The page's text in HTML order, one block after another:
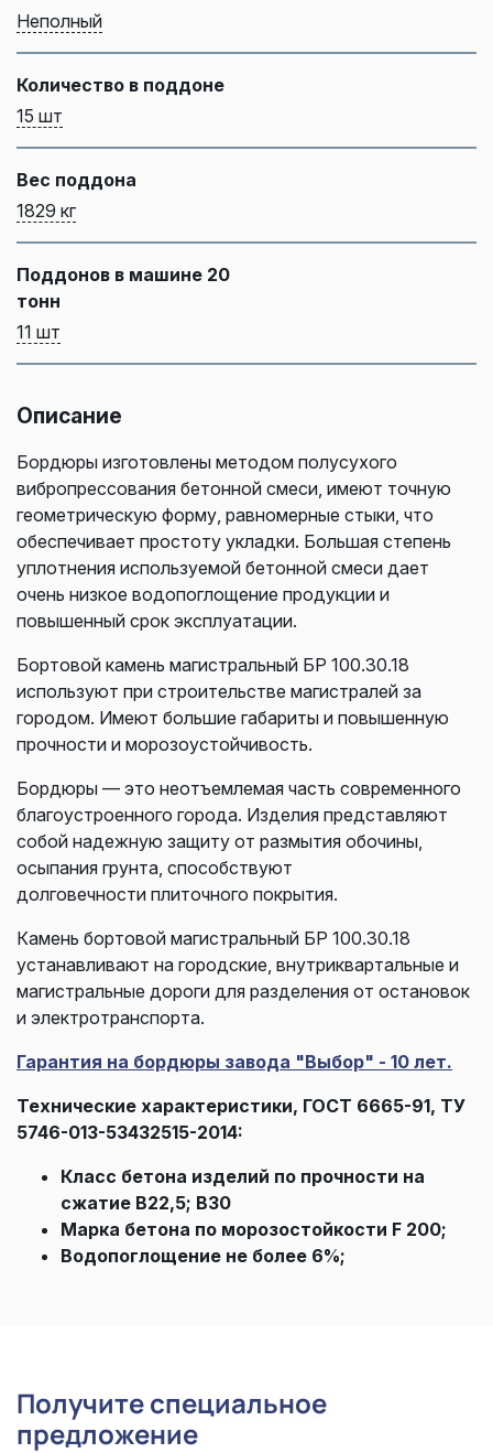
Неполный
Количество в поддоне
15 шт
Вес поддона
1829 кг
Поддонов в машине 20
тонн
11 шт
Описание
Бордюры изготовлены методом полусухого
вибропрессования бетонной смеси, имеют точную
геометрическую форму, равномерные стыки, что
обеспечивает простоту укладки. Большая степень
уплотнения используемой бетонной смеси дает
очень низкое водопоглощение продукции и
повышенный срок эксплуатации.
Бортовой камень магистральный БР 100.30.18
используют при строительстве магистралей за
городом. Имеют большие габариты и повышенную
прочности и морозоустойчивость.
Бордюры — это неотъемлемая часть современного
благоустроенного города. Изделия представляют
собой надежную защиту от размытия обочины,
осыпания грунта, способствуют
долговечности плиточного покрытия.
Камень бортовой магистральный БР 100.30.18
устанавливают на городские, внутриквартальные и
магистральные дороги для разделения от остановок
и электротранспорта.
Гарантия на бордюры завода "Выбор" - 10 лет.
Технические характеристики, ГОСТ 6665-91, ТУ
5746-013-53432515-2014:
Класс бетона изделий по прочности на
сжатие В22,5; B30
Марка бетона по морозостойкости F 200;
Водопоглощение не более 6%;
Получите специальное
предложение